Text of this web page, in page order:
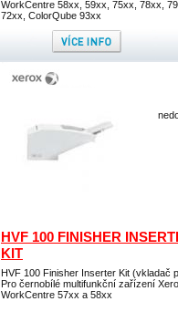
WorkCentre 58xx, 59xx, 75xx, 78xx,
72xx, ColorQube 93xx
HVF 100 FINISHER
KIT
HVF 100 Finisher Inserter Kit (vkladač
Pro černobílé multifunkční zařízení
WorkCentre 57xx a 58xx